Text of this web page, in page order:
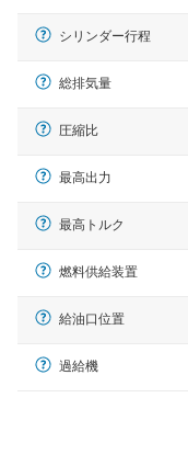
シリンダー行程
総排気量
圧縮比
最高出力
最高トルク
燃料供給装置
給油口位置
過給機